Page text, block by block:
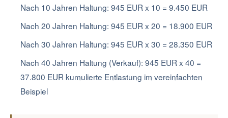
Nach 10 Jahren Haltung: 945 EUR x 10 = 9.450 EUR
Nach 20 Jahren Haltung: 945 EUR x 20 = 18.900 EUR
Nach 30 Jahren Haltung: 945 EUR x 30 = 28.350 EUR
Nach 40 Jahren Haltung (Verkauf): 945 EUR x 40 =
37.800 EUR kumulierte Entlastung im vereinfachten
Beispiel